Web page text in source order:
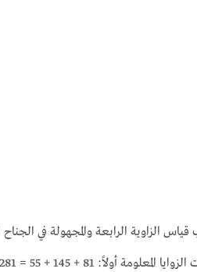
الزاوية الرابعة والمجهولة في الجناح